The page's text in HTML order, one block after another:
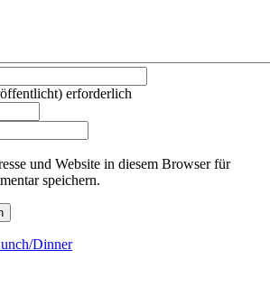
erforderlich
und Website in diesem Browser für
speichern.
Dinner